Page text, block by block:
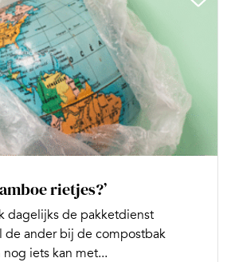
rietjes?’
dagelijks de pakketdienst
de ander bij de compostbak
iets kan met...